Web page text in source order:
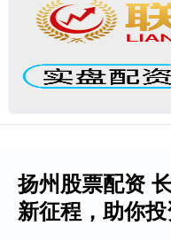
扬州股票配资
新征程，助你